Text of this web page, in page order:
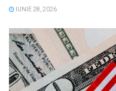
IUNIE 28, 2026